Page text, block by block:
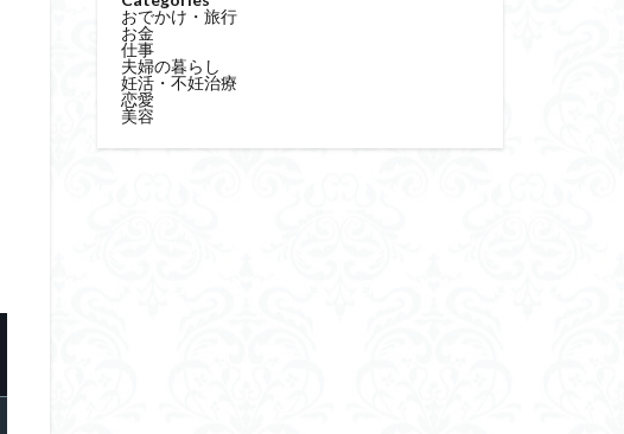
おでかけ・旅行
お金
仕事
夫婦の暮らし
妊活・不妊治療
恋愛
美容